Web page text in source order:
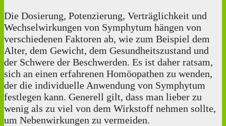
Die Dosierung, Potenzierung, Verträglichkeit und
Wechselwirkungen von Symphytum hängen von
verschiedenen Faktoren ab, wie zum Beispiel dem
Alter, dem Gewicht, dem Gesundheitszustand und
der Schwere der Beschwerden. Es ist daher ratsam,
sich an einen erfahrenen Homöopathen zu wenden,
der die individuelle Anwendung von Symphytum
festlegen kann. Generell gilt, dass man lieber zu
wenig als zu viel von dem Wirkstoff nehmen sollte,
um Nebenwirkungen zu vermeiden.